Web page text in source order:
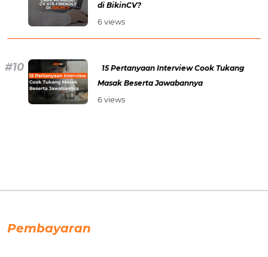
di BikinCV?
6 views
15 Pertanyaan Interview Cook Tukang
Masak Beserta Jawabannya
6 views
Pembayaran